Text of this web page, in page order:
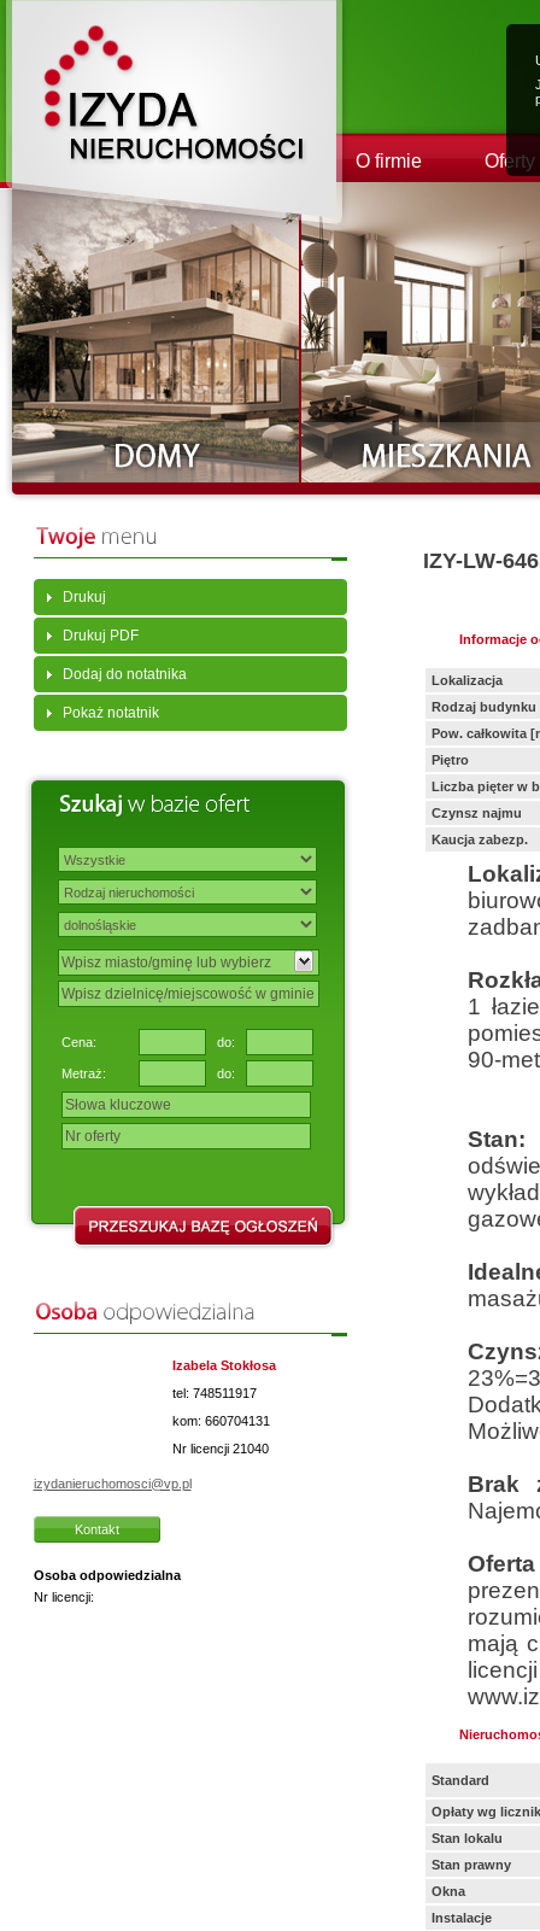
O firmie Oferty
Drukuj
Drukuj PDF
Dodaj do notatnika
Pokaż notatnik
Cena: do:
Metraż: do:
Izabela Stokłosa
tel: 748511917
kom: 660704131
Nr licencji 21040
izydanieruchomosci@vp.pl
Kontakt
Osoba odpowiedzialna
Nr licencji:
IZY-LW-
Informacje
Lokalizacja
Rodzaj budynku
Pow. całkowita
Piętro
Liczba pięter w
Czynsz najmu
Kaucja zabezp.
1
90-
Stan:
Brak
mają
Standard
Opłaty wg
Stan lokalu
Stan prawny
Okna
Instalacje